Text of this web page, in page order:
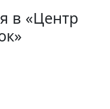
в «Центр